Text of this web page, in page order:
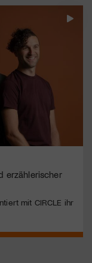
erzählerischer
mit CIRCLE ihr